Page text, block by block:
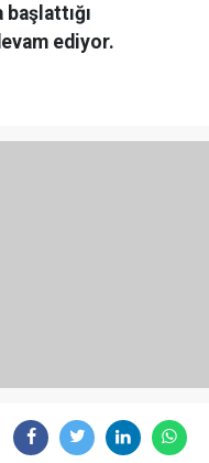
ediyor.